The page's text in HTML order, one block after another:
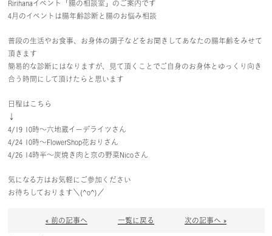
Ririhanaイベント「腸の相談室」のご案内です
4月のイベントは腸年齢診断と腸のお悩み相談
普段の生活やお食事、お身体の調子などをお聞きしてあなたの腸年齢をみせて
頂きます
簡易的な診断にはなりますが、見て頂くことでご自身のお身体とゆっくり向き
合う時間にして頂けたらと思います
日程はこちら
↓
4/19 10時〜六地蔵イーデライツさん
4/24 10時〜FlowerShop花おりさん
4/26 14時半〜炭焼き肉と京の野菜Nicoさん
気になる方はお気軽にご参加ください
お待ちしております＼(^o^)／
« 前の記事へ 一覧に戻る 次の記事へ »